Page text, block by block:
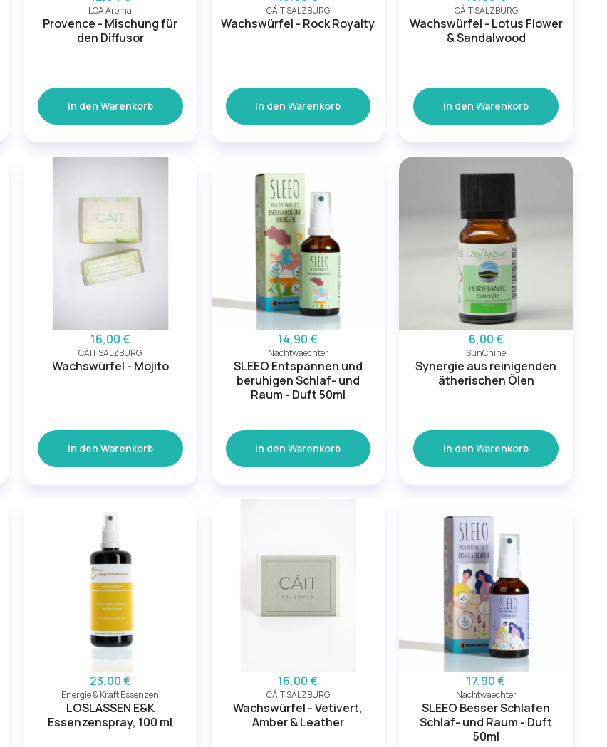
LCA Aroma
Provence - Mischung für
den Diffusor
In den Warenkorb
CÁIT SALZBURG
Wachswürfel - Rock Royalty
In den Warenkorb
CÁIT SALZBURG
Wachswürfel - Lotus Flower
& Sandalwood
In den Warenkorb
16,00 €
CÁIT SALZBURG
Wachswürfel - Mojito
In den Warenkorb
14,90 €
Nachtwaechter
SLEEO Entspannen und
beruhigen Schlaf- und
Raum - Duft 50ml
In den Warenkorb
6,00 €
SunChine
Synergie aus reinigenden
ätherischen Ölen
In den Warenkorb
23,00 €
Energie & Kraft Essenzen
LOSLASSEN E&K
Essenzenspray, 100 ml
16,00 €
CÁIT SALZBURG
Wachswürfel - Vetivert,
Amber & Leather
17,90 €
Nachtwaechter
SLEEO Besser Schlafen
Schlaf- und Raum - Duft
50ml